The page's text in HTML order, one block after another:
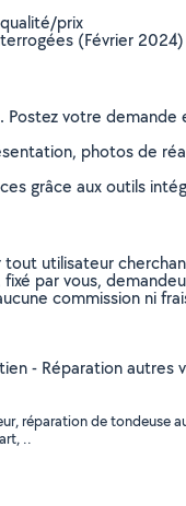
prix
(Février 2024)
votre
photos de
grâce aux outils
utilisateur
par vous,
commission ni
- Réparation autres
réparation de
..